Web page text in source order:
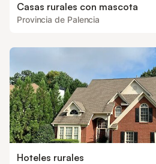
Casas rurales con mascota
Provincia de Palencia
Hoteles rurales